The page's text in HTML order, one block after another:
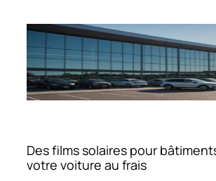
Des films solaires pour
votre voiture au frais